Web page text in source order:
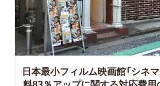
日本最小フィルム映画館「シネ